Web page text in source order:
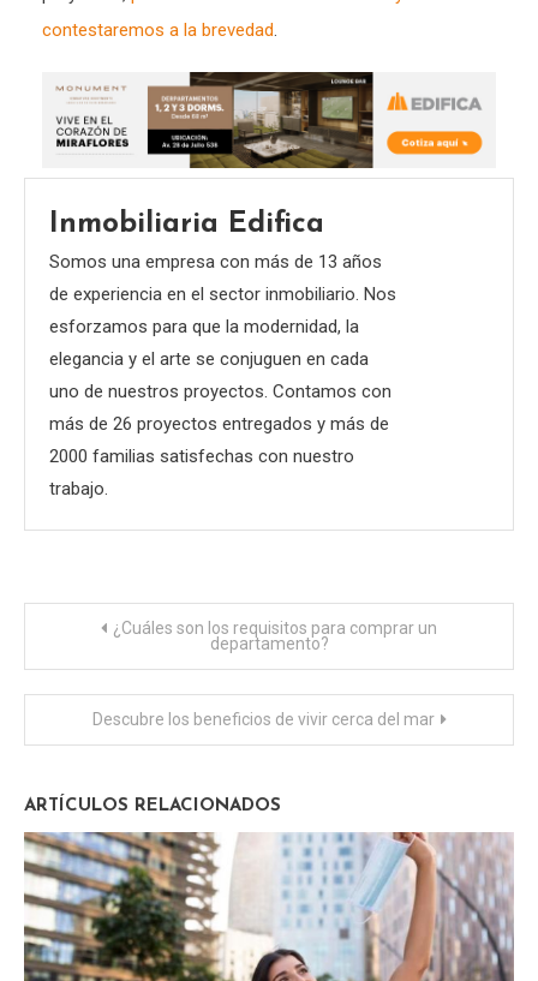
contestaremos a la brevedad
Inmobiliaria Edifica
Somos una empresa con más de 13 años
de experiencia en el sector inmobiliario. Nos
esforzamos para que la modernidad, la
elegancia y el arte se conjuguen en cada
uno de nuestros proyectos. Contamos con
más de 26 proyectos entregados y más de
2000 familias satisfechas con nuestro
trabajo.
Navegación
de
entradas
¿Cuáles son los requisitos para comprar un
departamento?
Descubre los beneficios de vivir cerca del mar
ARTÍCULOS RELACIONADOS